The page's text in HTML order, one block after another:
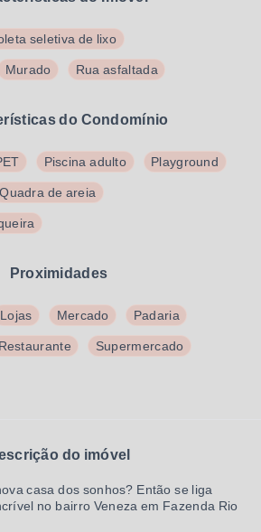
seletiva de lixo
Murado Rua asfaltada
do Condomínio
Piscina adulto Playground
Quadra de areia
Proximidades
Lojas Mercado Padaria
Restaurante Supermercado
do imóvel
casa dos sonhos? Então se liga
no bairro Veneza em Fazenda Rio